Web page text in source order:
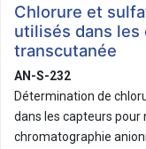
Chlorure et
utilisés dans les
transcutanée
AN-S-232
Détermination de
dans les capteurs pour
chromatographie